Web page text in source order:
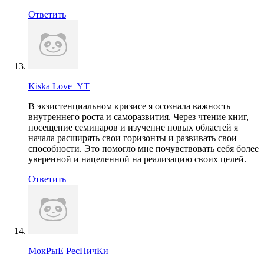
Ответить
Kiska Love_YT
В экзистенциальном кризисе я осознала важность
внутреннего роста и саморазвития. Через чтение книг,
посещение семинаров и изучение новых областей я
начала расширять свои горизонты и развивать свои
способности. Это помогло мне почувствовать себя более
уверенной и нацеленной на реализацию своих целей.
Ответить
МокРыЕ РесНичКи